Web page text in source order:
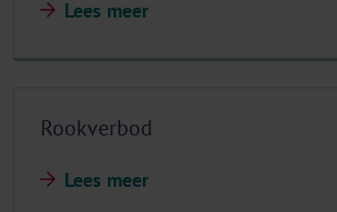
Lees meer
Rookverbod
Lees meer